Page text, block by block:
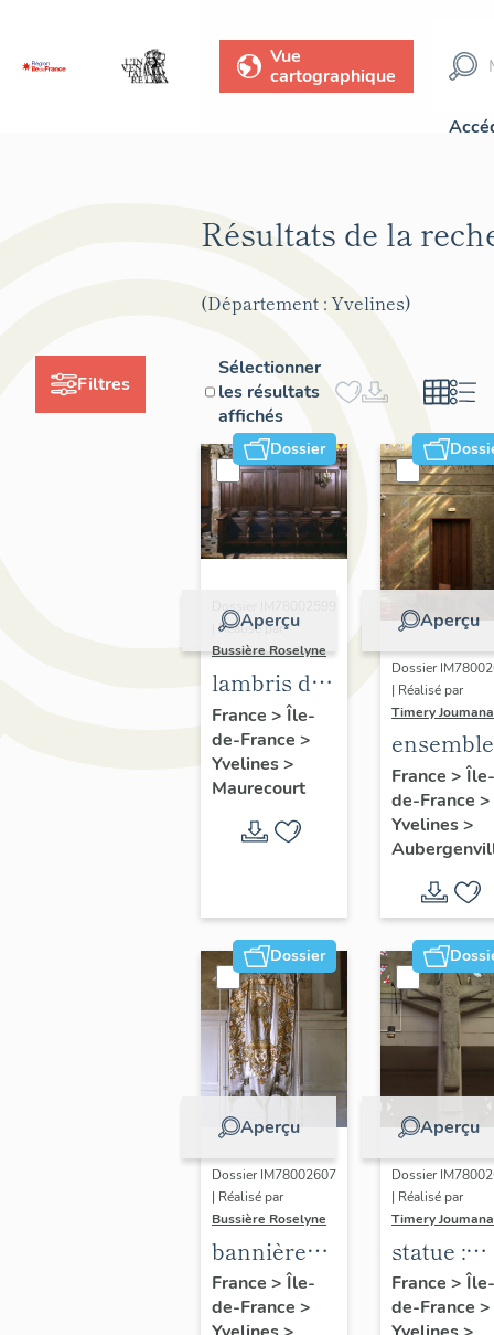
Vue
cartographique
Filtres
Résultats de la
(Département : Yvelines)
Sélectionner
les résultats
affichés
Dossier
Aperçu
Dossier IM78002599
| Réalisé par
Bussière Roselyne
lambris de
demi-
revêtement,
ensemble
stalles
France > Île-
de-France >
Yvelines>
Maurecourt
Aperçu
Dossier
| Réalisé par
Timery Joumana
ensemble
de
peintures
France > Île-
de-France >
Yvelines>
Dossier
Aperçu
Dossier IM78002607
| Réalisé par
Bussière Roselyne
bannière
de
procession
France > Île-
de-France >
Aperçu
Dossier
| Réalisé par
Timery Joumana
statue :
Christ en
croix
France > Île-
de-France >